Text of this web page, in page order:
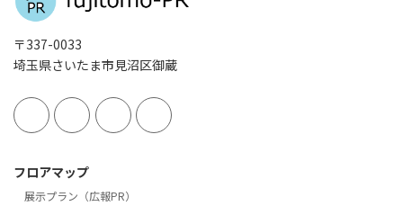
〒337-0033
埼玉県さいたま市見沼区御蔵
フロアマップ
展示プラン（広報PR）